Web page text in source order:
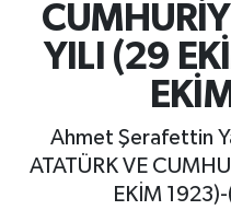
YILI (29
Ahmet Şerafettin
ATATÜRK VE
EKİM